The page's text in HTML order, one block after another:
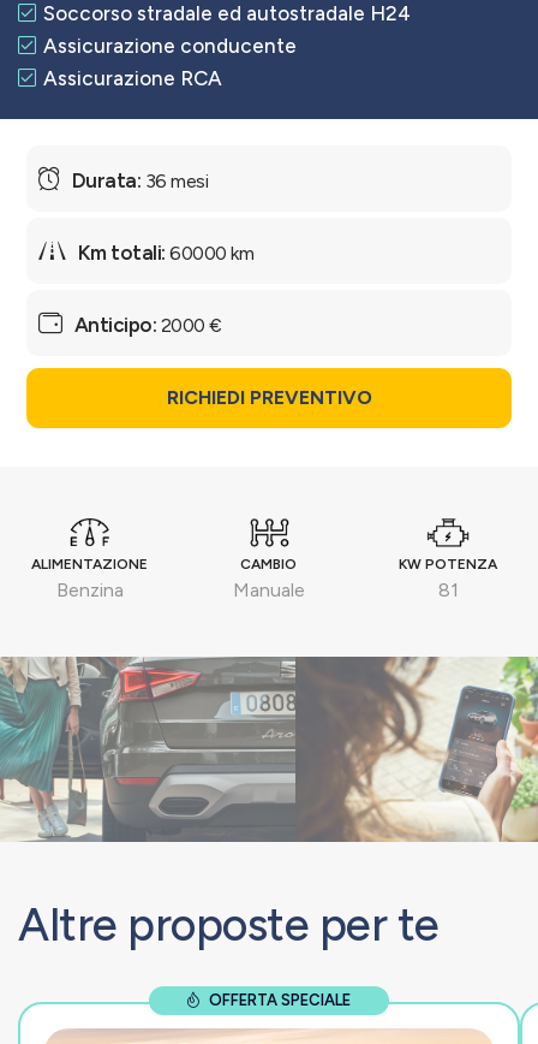
Soccorso stradale ed autostradale H24
Assicurazione conducente
Assicurazione RCA
ALIMENTAZIONE
Benzina
CAMBIO
Manuale
KW POTENZA
81
36 mesi
60000 km
2000 €
RICHIEDI PREVENTIVO
Altre proposte per te
OFFERTA SPECIALE